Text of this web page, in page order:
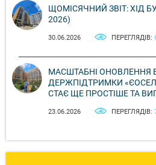
ЩОМІСЯЧНИЙ ЗВІТ: ХІД
2026)
30.06.2026 ПЕРЕГЛЯДІВ:
МАСШТАБНІ ОНОВЛЕННЯ
ДЕРЖПІДТРИМКИ
СТАЄ ЩЕ ПРОСТІШЕ ТА
23.06.2026 ПЕРЕГЛЯДІВ: